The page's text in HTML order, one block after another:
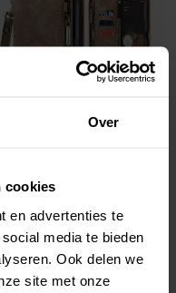
Over
cookies
en advertenties te
media te bieden
Ook delen we
site met onze
-Multi-slot Hoesje Google Pixel